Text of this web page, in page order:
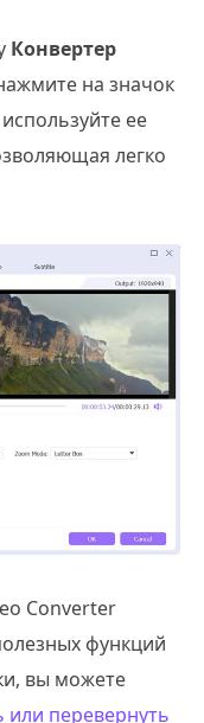
Конвертер
на значок
ее
легко
Converter
функций
вы можете
или перевернуть